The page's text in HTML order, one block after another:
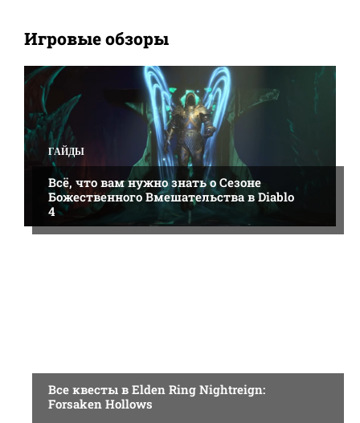
Игровые обзоры
ALL BANNERLORD
DIABLO 2: RESURRECTED
ИГРОВЫЕ МОДЫ
ИГРОВЫЕ ОБЗОРЫ НОВОСТИ
ПОДРОБНЕЕ
ГАЙДЫ
Всё, что вам нужно знать о Сезоне
Божественного Вмешательства в Diablo
4
Все квесты в Elden Ring Nightreign:
Forsaken Hollows